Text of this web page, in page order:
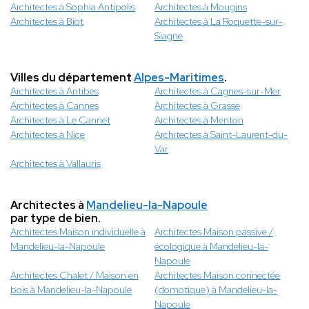
Architectes à Sophia Antipolis
Architectes à Mougins
Architectes à Biot
Architectes à La Roquette-sur-
Siagne
Villes du départementAlpes-Maritimes.
Architectes à Antibes
Architectes à Cagnes-sur-Mer
Architectes à Cannes
Architectes à Grasse
Architectes à Le Cannet
Architectes à Menton
Architectes à Nice
Architectes à Saint-Laurent-du-
Var
Architectes à Vallauris
Architectes à Mandelieu-la-Napoule
par type de bien.
Architectes Maison individuelle à
Mandelieu-la-Napoule
Architectes Maison passive /
écologique à Mandelieu-la-
Napoule
Architectes Chalet / Maison en
bois à Mandelieu-la-Napoule
Architectes Maison connectée
(domotique) à Mandelieu-la-
Napoule